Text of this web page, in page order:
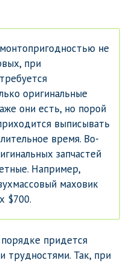
не
при
оригинальные
они есть, но порой
выписывать
время. Во-
запчастей
Например,
маховик
$700.
придется
трудностями. Так, при